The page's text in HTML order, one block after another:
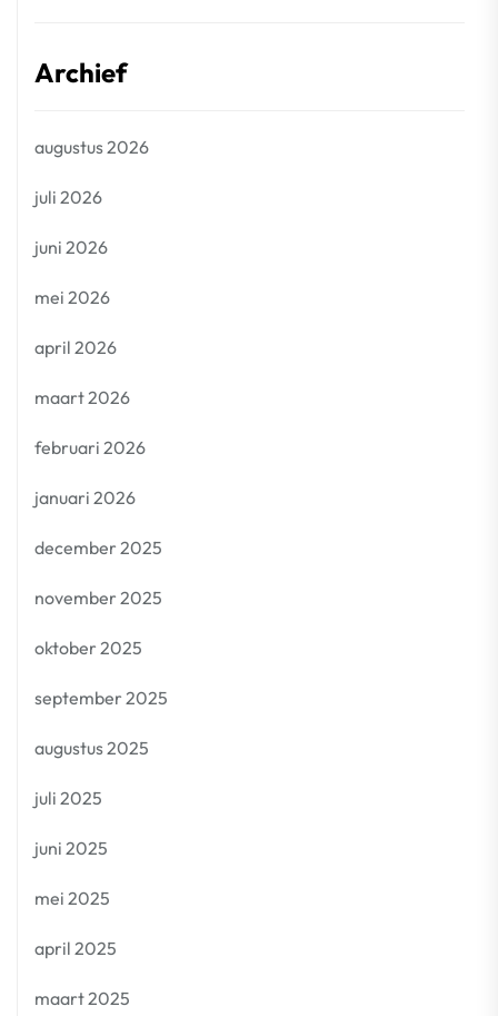
Archief
augustus 2026
juli 2026
juni 2026
mei 2026
april 2026
maart 2026
februari 2026
januari 2026
december 2025
november 2025
oktober 2025
september 2025
augustus 2025
juli 2025
juni 2025
mei 2025
april 2025
maart 2025